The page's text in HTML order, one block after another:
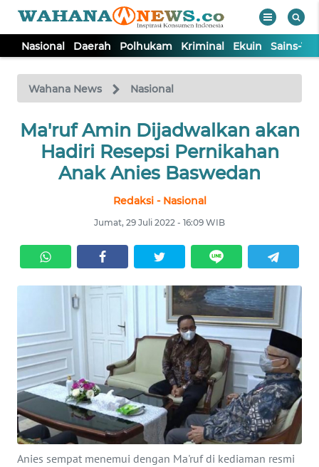
Nasional Daerah Polhukam Kriminal Ekuin Sains-
Wahana News Nasional
Ma'ruf Amin Dijadwalkan akan
Hadiri Resepsi Pernikahan
Anak Anies Baswedan
Redaksi - Nasional
Jumat, 29 Juli 2022 - 16:09 WIB
Anies sempat menemui dengan Ma'ruf di kediaman resmi
TV
Tutup
NASIONAL
KRIMINAL
EKUIN
KESEHATAN
INTERNASIONAL
SERBA-SERBI